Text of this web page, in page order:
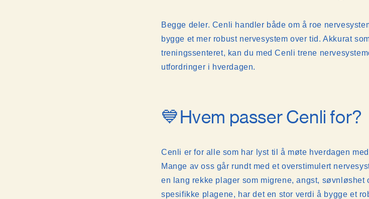
Begge deler. Cenli handler både om å roe
bygge et mer robust nervesystem over tid. Akkurat
treningssenteret, kan du med Cenli trene
utfordringer i hverdagen.
💙Hvem passer Cenli for?
Cenli er for alle som har lyst til å møte hverdagen
Mange av oss går rundt med et overstimulert
en lang rekke plager som migrene, angst, søvnløshet
spesifikke plagene, har det en stor verdi å bygge et